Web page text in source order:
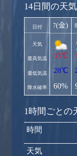
14日間の天気
日付
天気
最高気温
最低気温
降水確率
7(金)
33℃
28℃
60%
8
1時間ごとの
時間
天気